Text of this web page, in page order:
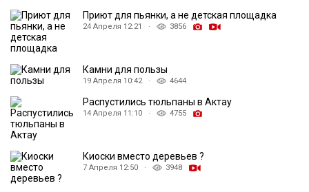
Приют для пьянки, а не детская площадка
24 Апреля 12:21 · 3856
Камни для пользы
19 Апреля 10:42 · 4644
Распустились тюльпаны в Актау
14 Апреля 11:10 · 4755
Киоски вместо деревьев ?
7 Апреля 12:50 · 3948